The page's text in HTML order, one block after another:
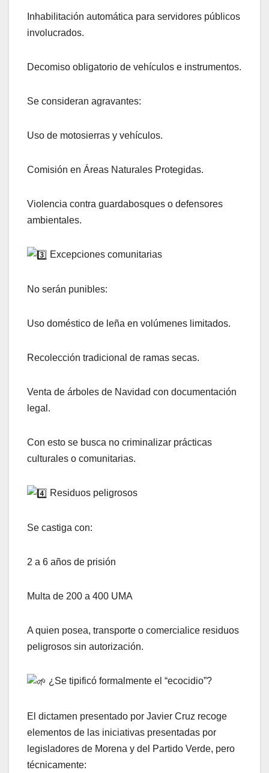
Inhabilitación automática para servidores públicos
involucrados.
Decomiso obligatorio de vehículos e instrumentos.
Se consideran agravantes:
Uso de motosierras y vehículos.
Comisión en Áreas Naturales Protegidas.
Violencia contra guardabosques o defensores
ambientales.
Excepciones comunitarias
No serán punibles:
Uso doméstico de leña en volúmenes limitados.
Recolección tradicional de ramas secas.
Venta de árboles de Navidad con documentación
legal.
Con esto se busca no criminalizar prácticas
culturales o comunitarias.
Residuos peligrosos
Se castiga con:
2 a 6 años de prisión
Multa de 200 a 400 UMA
A quien posea, transporte o comercialice residuos
peligrosos sin autorización.
¿Se tipificó formalmente el “ecocidio”?
El dictamen presentado por Javier Cruz recoge
elementos de las iniciativas presentadas por
legisladores de Morena y del Partido Verde, pero
técnicamente: